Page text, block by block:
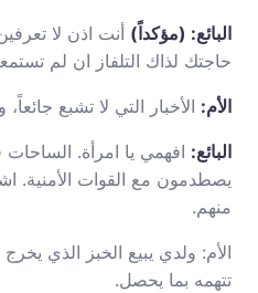
البائع: (مؤكداً) أنت اذن لا
حاجتك لذاك التلفاز ان لم
الأم: الأخبار التي لا تشبع
البائع: افهمي يا امرأة.
يصطدمون مع القوات الأمنية.
منهم.
الأم: ولدي يبيع الخبز الذي
تتهمه بما يحصل.